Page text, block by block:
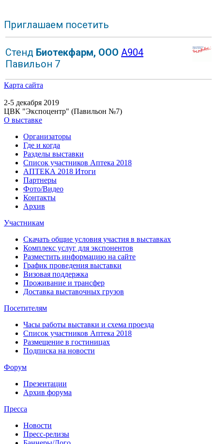
Приглашаем посетить
Стенд Биотекфарм, ООО A904
Павильон 7
Карта сайта
2-5 декабря 2019
ЦВК "Экспоцентр" (Павильон №7)
О выставке
Организаторы
Где и когда
Разделы выставки
Список участников Аптека 2018
АПТЕКА 2018 Итоги
Партнеры
Фото/Видео
Контакты
Архив
Участникам
Скачать общие условия участия в выставках
Комплекс услуг для экспонентов
Разместить информацию на сайте
График проведения выставки
Визовая поддержка
Проживание и трансфер
Доставка выставочных грузов
Посетителям
Часы работы выставки и схема проезда
Список участников Аптека 2018
Размещение в гостиницах
Подписка на новости
Форум
Презентации
Архив форума
Пресса
Новости
Пресс-релизы